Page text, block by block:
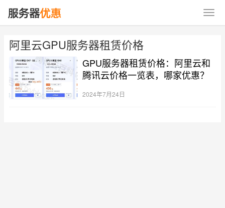
阿里云GPU服务器租赁价格
GPU服务器租赁价格：阿里云和
腾讯云价格一览表，哪家优惠？
2024年7月24日